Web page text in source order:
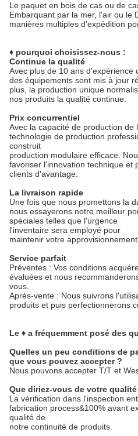
Le paquet en bois de cas ou de
Embarquant par la mer, l'air ou le
manières multiples d'expédition
♦ pourquoi choisissez-nous :
Continue la qualité
Avec plus de 10 ans d'expérience
des équipements sont mis à jour
plus, la production unique
nos produits la qualité continue.
Prix concurrentiel
Avec la capacité de production de
technologie de production
construit
production modulaire efficace.
favoriser l'innovation technique et
clients d'avantage.
La livraison rapide
Une fois que nous promettons la
nous essayerons notre meilleur
spéciales telles que l'urgence
l'inventaire sera employé pour
maintenir votre
Service parfait
Préventes : Vos conditions
évaluées et nous
vous.
Après-vente : Nous suivrons
produits et puis perfectionnerons
Le ♦ a fréquemment posé des
Quelles un peu conditions de
que vous pouvez accepter ?
Nous pouvons accepter T/T et
Que diriez-vous de votre
La vérification dans l'inspection
fabrication process&100% avant
qualité de
notre continuité de produits.